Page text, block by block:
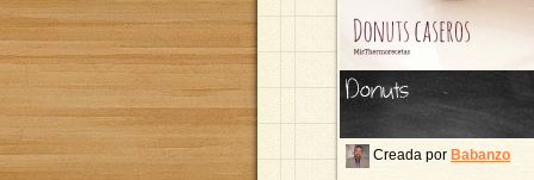
Donuts
Creada por Babanzo